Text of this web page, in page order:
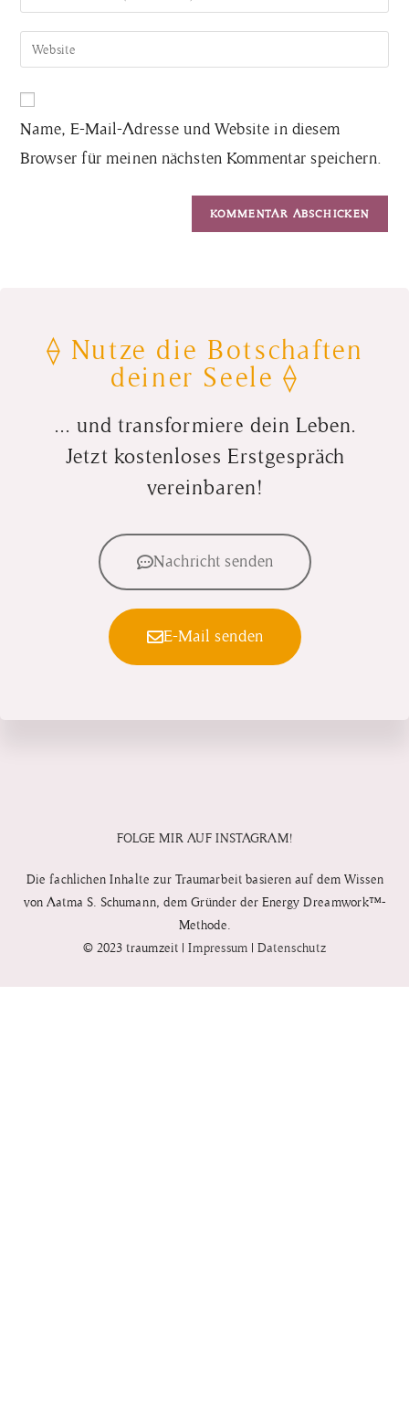
Name, E-Mail-Adresse und Website in diesem
Browser für meinen nächsten Kommentar speichern.
⟠ Nutze die Botschaften
deiner Seele ⟠
... und transformiere dein Leben.
Jetzt kostenloses Erstgespräch
vereinbaren!
Nachricht senden
E-Mail senden
FOLGE MIR AUF INSTAGRAM!
Die fachlichen Inhalte zur Traumarbeit basieren auf dem Wissen
von Aatma S. Schumann, demGründer der Energy Dreamwork™-
Methode.
© 2023 traumzeit | Impressum | Datenschutz